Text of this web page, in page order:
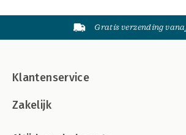
Gratis verzending
Klantenservice
Zakelijk